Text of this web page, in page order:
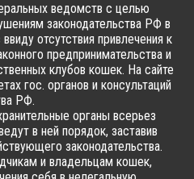
ведомств с целью
законодательства РФ в
отсутствия привлечения к
предпринимательства и
клубов кошек. На сайте
гос. органов и консультаций
РФ.
органы всерьез
в ней порядок, заставив
законодательства.
и владельцам кошек,